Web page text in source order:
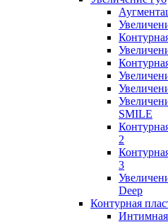
SMILE
2
3
Deep
Контурная
Интимная